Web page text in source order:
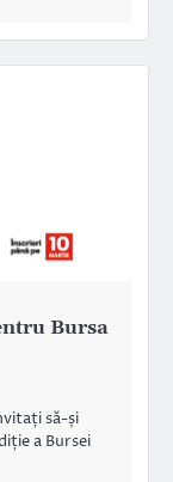
Bursa
să-și
a Bursei